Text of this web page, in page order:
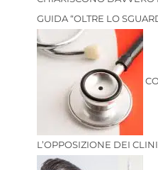
GUIDA “OLTRE LO
L’OPPOSIZIONE DEI